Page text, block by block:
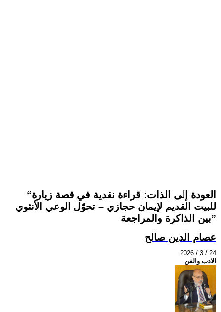
“العودة إلى الذات: قراءة نقدية في قصة زيارة
للبيت القديم لإيمان حجازي – تحوّل الوعي الأنثوي
بين الذاكرة والمراجعة”
عصام الدين صالح
2026 / 3 / 24
الادب والفن